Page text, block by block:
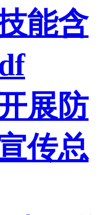
能含
展防
传总